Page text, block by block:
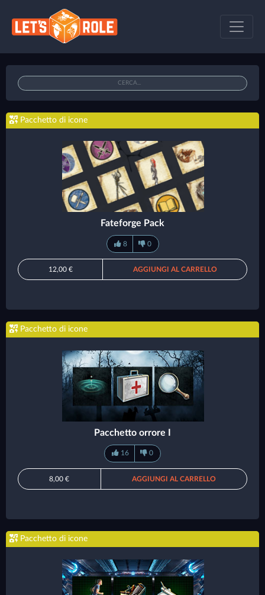
Pacchetto di icone
Fateforge Pack
8 0
12,00 € AGGIUNGI AL CARRELLO
Pacchetto di icone
Pacchetto orrore I
16 0
8,00 € AGGIUNGI AL CARRELLO
Pacchetto di icone